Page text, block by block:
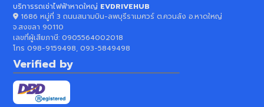
บริการรถเช่าไฟฟ้าหาดใหญ่ EVDRIVEHUB
1686 หมู่ที่ 3 ถนนสนามบิน-ลพบุรีราเมศวร์ ต.ควนลัง อ.หาดใหญ่
จ.สงขลา 90110
เลขที่ผู้เสียภาษี:0905564002018
โทร 098-9159498, 093-5849498
Verified by